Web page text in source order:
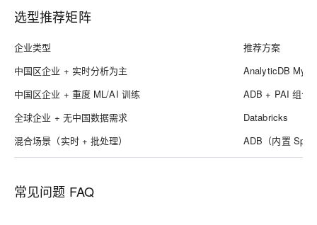
选型推荐矩阵
企业类型
推荐方案
中国区企业 + 实时分析为主
AnalyticDB
中国区企业 + 重度 ML/AI 训练
ADB + PAI 组合
全球企业 + 无中国数据需求
Databricks
混合场景（实时 + 批处理）
ADB（内置
常见问题 FAQ